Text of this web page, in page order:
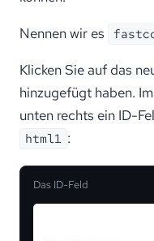
Nennen wir es
Klicken Sie auf das
hinzugefügt haben.
unten rechts ein ID-
html1 :
Das ID-Feld